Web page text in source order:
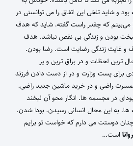
و شاید تلخی‌ این اتفاق را می توانستی در
که چقدر راست گفته. شاید که هدف
بودن و زندگی بی نقص نباشد. هدف
غایت زندگی رضایت است. رضا بودن.
ترین لحظات و در براق ترین و پر
برای پست وزارت و در از دست دادن فرزند
راضی و در خرید ماشین جدید راضی.
در مجسمه ها. انگار محو آن لبخند
ها. به این محال انسانی رسیدن. بودا شدن.
دوستت می دارم که خواست تو برایم
است…